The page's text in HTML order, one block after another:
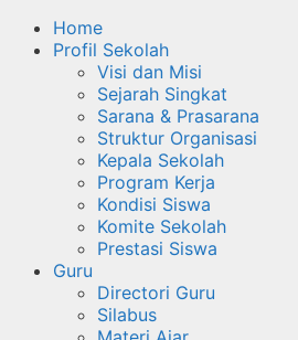
Home
Profil Sekolah
Visi dan Misi
Sejarah Singkat
Sarana & Prasarana
Struktur Organisasi
Kepala Sekolah
Program Kerja
Kondisi Siswa
Komite Sekolah
Prestasi Siswa
Guru
Directori Guru
Silabus